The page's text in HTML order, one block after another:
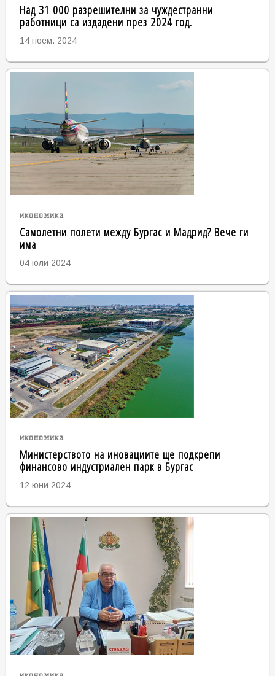
Над 31 000 разрешителни за чуждестранни
работници са издадени през 2024 год.
14 ноем. 2024
икономика
Самолетни полети между Бургас и Мадрид? Вече ги
има
04 юли 2024
икономика
Министерството на иновациите ще подкрепи
финансово индустриален парк в Бургас
12 юни 2024